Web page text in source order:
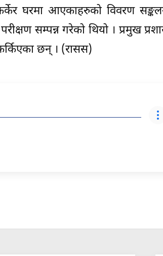
घरमा आएकाहरुको विवरण
सम्पन्न गरेको थियो । प्रमुख
छन् । (रासस)